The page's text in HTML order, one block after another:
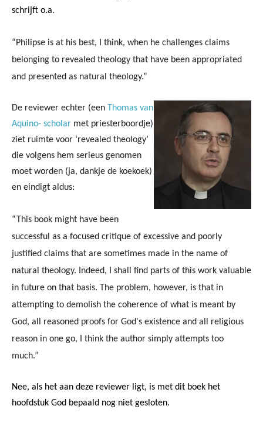
schrijft o.a.
“Philipse is at his best, I think, when he challenges claims
belonging to revealed theology that have been appropriated
and presented as natural theology.”
De reviewer echter (een
Thomas van
Aquino- scholar met priesterboordje)
ziet ruimte voor ‘revealed theology’
die volgens hem serieus genomen
moet worden (ja, dankje de koekoek)
en eindigt aldus:
“This book might have been
successful as a focused critique of excessive and poorly
justified claims that are sometimes made in the name of
natural theology. Indeed, I shall find parts of this work valuable
in future on that basis. The problem, however, is that in
attempting to demolish the coherence of what is meant by
God, all reasoned proofs for God's existence and all religious
reason in one go, I think the author simply attempts too
much.”
Nee, als het aan deze reviewer ligt, is met dit boek het
hoofdstuk God bepaald nog niet gesloten.